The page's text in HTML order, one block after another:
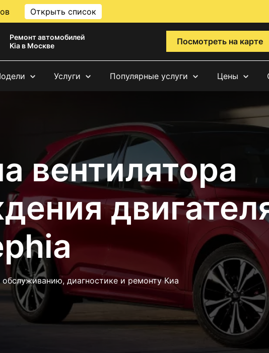
Открыть список
Ремонт автомобилей
Kia в Москве
Посмотреть на карте
Услуги Популярные услуги Цены
вентилятора
диагностике и ремонту Киа